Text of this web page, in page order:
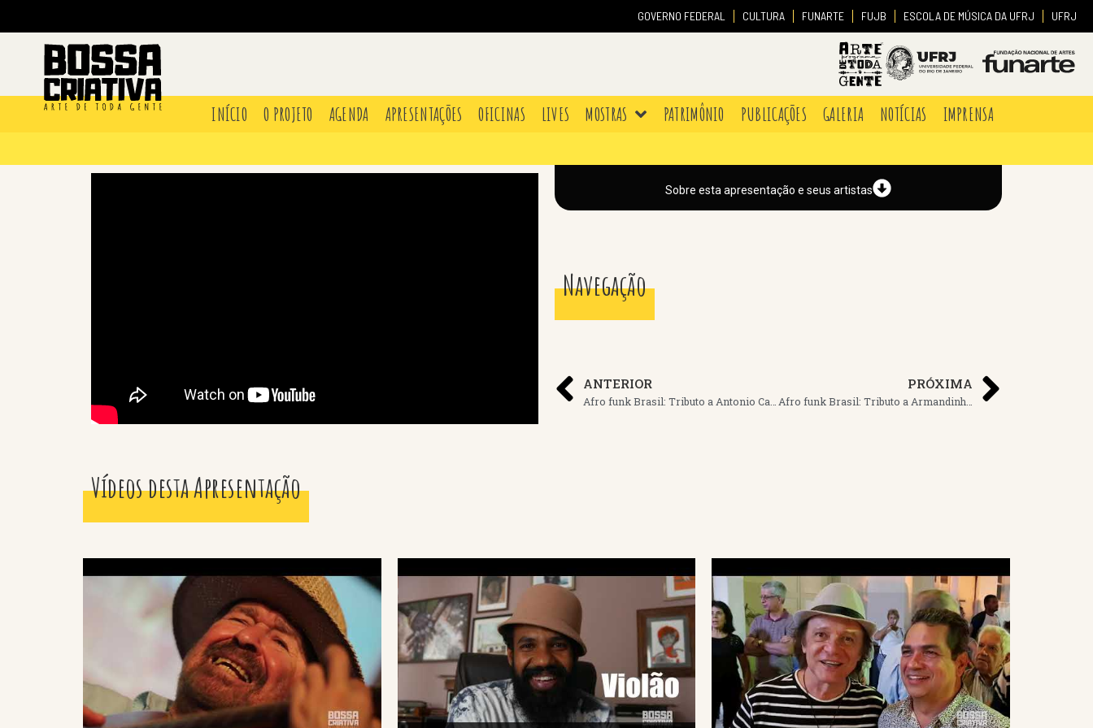
GOVERNO FEDERAL CULTURA FUNARTE FUJB ESCOLA DE MÚSICA DA UFRJ UFRJ
INÍCIO O PROJETO AGENDA APRESENTAÇÕES OFICINAS LIVES MOSTRAS PATRIMÔNIO PUBLICAÇÕES GALERIA NOTÍCIAS IMPRENSA
Sobre esta apresentação e seus artistas
Navegação
ANTERIOR
Afro funk Brasil: Tributo a Antonio Carlos & Jocafi
PRÓXIMA
Afro funk Brasil: Tributo a Armandinho Macedo
Vídeos desta Apresentação